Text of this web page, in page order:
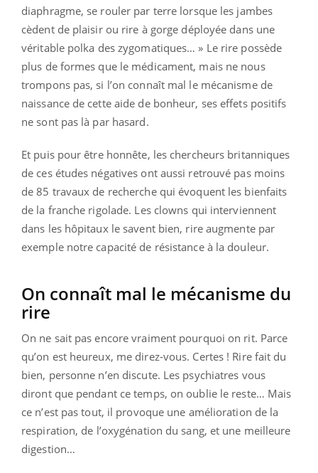
diaphragme, se rouler par terre lorsque les jambes
cèdent de plaisir ou rire à gorge déployée dans une
véritable polka des zygomatiques… » Le rire possède
plus de formes que le médicament, mais ne nous
trompons pas, si l’on connaît mal le mécanisme de
naissance de cette aide de bonheur, ses effets positifs
ne sont pas là par hasard.
Et puis pour être honnête, les chercheurs britanniques
de ces études négatives ont aussi retrouvé pas moins
de 85 travaux de recherche qui évoquent les bienfaits
de la franche rigolade. Les clowns qui interviennent
dans les hôpitaux le savent bien, rire augmente par
exemple notre capacité de résistance à la douleur.
On connaît mal le mécanisme du
rire
On ne sait pas encore vraiment pourquoi on rit. Parce
qu’on est heureux, me direz-vous. Certes ! Rire fait du
bien, personne n’en discute. Les psychiatres vous
diront que pendant ce temps, on oublie le reste… Mais
ce n’est pas tout, il provoque une amélioration de la
respiration, de l’oxygénation du sang, et une meilleure
digestion…